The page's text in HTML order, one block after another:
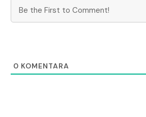
0 KOMENTARA